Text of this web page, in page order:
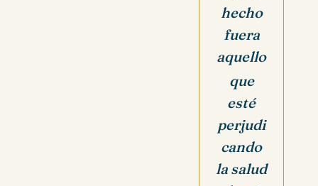
hecho
fuera
aquello
que
esté
perjudi
cando
la salud